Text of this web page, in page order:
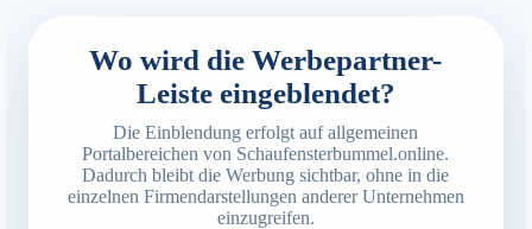
Wo wird die Werbepartner-
Leiste eingeblendet?
Die Einblendung erfolgt auf allgemeinen
Portalbereichen von Schaufensterbummel.online.
Dadurch bleibt die Werbung sichtbar, ohne in die
einzelnen Firmendarstellungen anderer Unternehmen
einzugreifen.